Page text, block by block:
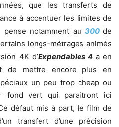
que les transferts de
à accentuer les limites de
notamment au 300 de
longs-métrages animés
4K d’Expendables 4 a en
de mettre encore plus en
un peu trop cheap ou
fond vert qui paraitront ici
défaut mis à part, le film de
transfert d’une précision